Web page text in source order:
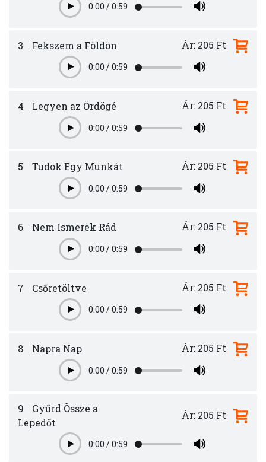
Play0:00 /0:59
3 Fekszem a Földön
Play0:00 /0:59
Ár: 205 Ft
4 Legyen az Ördögé
Play0:00 /0:59
Ár: 205 Ft
5 Tudok Egy Munkát
Play0:00 /0:59
Ár: 205 Ft
6 Nem Ismerek Rád
Play0:00 /0:59
Ár: 205 Ft
7 Csőretöltve
Play0:00 /0:59
Ár: 205 Ft
8 Napra Nap
Play0:00 /0:59
Ár: 205 Ft
9
Gyűrd Össze a
Lepedőt
Play0:00 /0:59
Ár: 205 Ft